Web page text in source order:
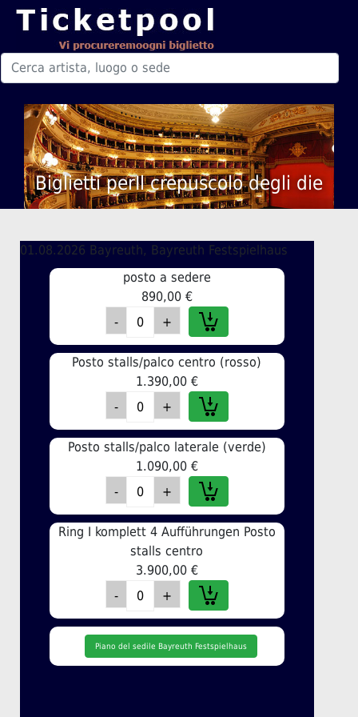
Biglietti perIl crepuscolo degli die
01.08.2026 Bayreuth, Bayreuth Festspielhaus
posto a sedere
890,00 €
Posto stalls/palco centro (rosso)
1.390,00 €
Posto stalls/palco laterale (verde)
1.090,00 €
Ring I komplett 4 Aufführungen Posto
stalls centro
3.900,00 €
Piano del sedile Bayreuth Festspielhaus